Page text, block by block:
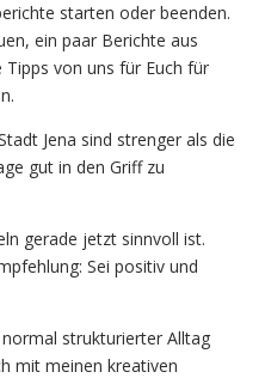
starten oder beenden.
ein paar Berichte aus
von uns für Euch für
Jena sind strenger als die
gut in den Griff zu
gerade jetzt sinnvoll ist.
Sei positiv und
strukturierter Alltag
mit meinen kreativen